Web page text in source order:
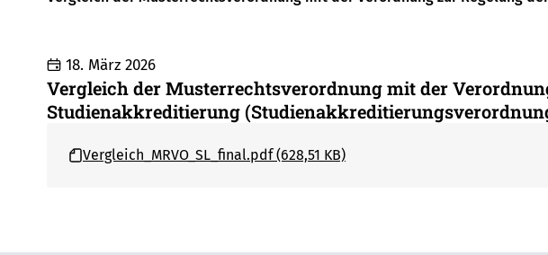
18. März 2026
Vergleich der Musterrechtsverordnung mit der
Studienakkreditierung
Vergleich_MRVO_SL_final.pdf (628,51 KB)